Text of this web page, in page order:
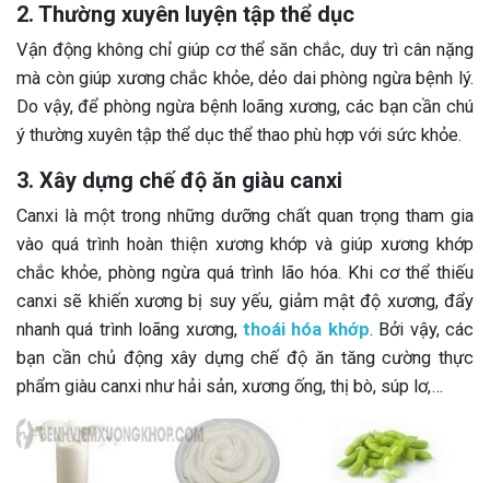
2. Thường xuyên luyện tập thể dục
Vận động không chỉ giúp cơ thể săn chắc, duy trì cân nặng
mà còn giúp xương chắc khỏe, dẻo dai phòng ngừa bệnh lý.
Do vậy, để phòng ngừa bệnh loãng xương, các bạn cần chú
ý thường xuyên tập thể dục thể thao phù hợp với sức khỏe.
3. Xây dựng chế độ ăn giàu canxi
Canxi là một trong những dưỡng chất quan trọng tham gia
vào quá trình hoàn thiện xương khớp và giúp xương khớp
chắc khỏe, phòng ngừa quá trình lão hóa. Khi cơ thể thiếu
canxi sẽ khiến xương bị suy yếu, giảm mật độ xương, đẩy
nhanh quá trình loãng xương, thoái hóa khớp. Bởi vậy, các
bạn cần chủ động xây dựng chế độ ăn tăng cường thực
phẩm giàu canxi như hải sản, xương ống, thị bò, súp lơ,…